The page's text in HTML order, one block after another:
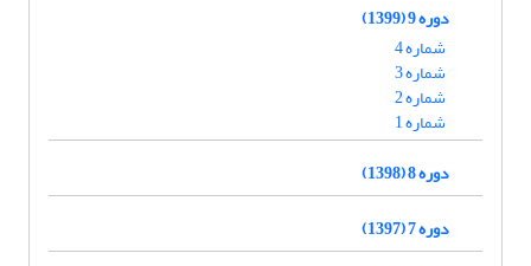
دوره 9 (1399)
شماره 4
شماره 3
شماره 2
شماره 1
دوره 8 (1398)
دوره 7 (1397)